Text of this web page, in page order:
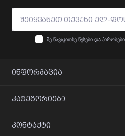
მე წავიკითხე წესები და პირობები
ᲘᲜᲤᲝᲠᲛᲐᲪᲘᲐ
გარანტია
მიწოდება
ᲙᲐᲢᲔᲒᲝᲠᲘᲔᲑᲘ
დაშვების სისტემები
ᲙᲝᲜᲢᲐᲥᲢᲘ